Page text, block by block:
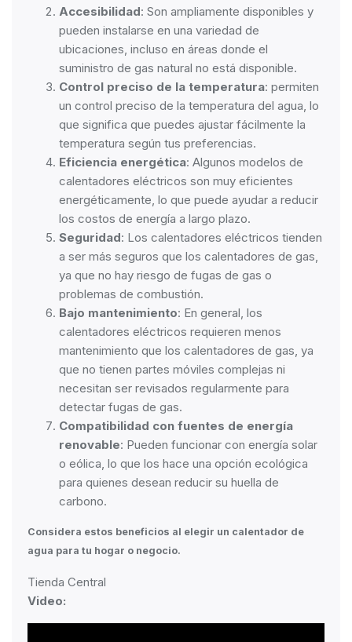
Accesibilidad: Son ampliamente disponibles y
pueden instalarse en una variedad de
ubicaciones, incluso en áreas donde el
suministro de gas natural no está disponible.
Control preciso de la temperatura: permiten
un control preciso de la temperatura del agua, lo
que significa que puedes ajustar fácilmente la
temperatura según tus preferencias.
Eficiencia energética: Algunos modelos de
calentadores eléctricos son muy eficientes
energéticamente, lo que puede ayudar a reducir
los costos de energía a largo plazo.
Seguridad: Los calentadores eléctricos tienden
a ser más seguros que los calentadores de gas,
ya que no hay riesgo de fugas de gas o
problemas de combustión.
Bajo mantenimiento: En general, los
calentadores eléctricos requieren menos
mantenimiento que los calentadores de gas, ya
que no tienen partes móviles complejas ni
necesitan ser revisados regularmente para
detectar fugas de gas.
Compatibilidad con fuentes de energía
renovable: Pueden funcionar con energía solar
o eólica, lo que los hace una opción ecológica
para quienes desean reducir su huella de
carbono.
Considera estos beneficios al elegir un calentador de
agua para tu hogar o negocio.
Tienda Central
Video: